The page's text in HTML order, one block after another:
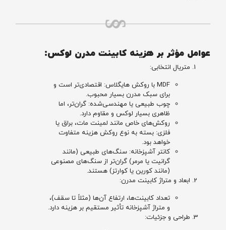
عوامل مؤثر بر هزینه کابینت مدرن لوکس:
متریال انتخابی:
MDF با روکش هایگلاس: اقتصادی‌تر است و
برای سبک مدرن بسیار محبوب.
چوب طبیعی یا مهندسی‌شده: گران‌تر، اما
ظاهری بسیار لوکس و مقاوم دارد.
روکش‌های خاص مانند لمینت مات، براق یا
فلزی: بسته به نوع روکش هزینه متفاوت
خواهد بود.
کانتر آشپزخانه: سنگ‌های طبیعی (مانند
گرانیت یا مرمر) گران‌تر از سنگ‌های مصنوعی
(مانند کورین یا کوارتز) هستند.
ابعاد و متراژ کابینت مدرن:
تعداد کابینت‌ها، ارتفاع آن‌ها (مثلاً تا سقف)،
و متراژ آشپزخانه تأثیر مستقیم بر هزینه دارد.
طراحی و جزئیات: